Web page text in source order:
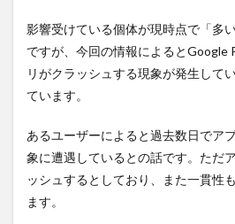
プが
おす
す
め！
影響受けている個体が現時点で「多
ですが、今回の情報によるとGoogle
リがクラッシュする現象が発生して
ています。
あるユーザーによると過去数日でア
象に遭遇しているとの話です。ただ
ッシュするとしており、また一貫性
ます。